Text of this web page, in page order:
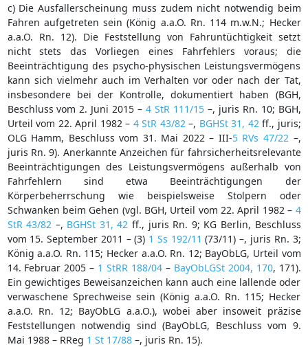
c) Die Ausfallerscheinung muss zudem nicht notwendig beim
Fahren aufgetreten sein (König a.a.O. Rn. 114 m.w.N.; Hecker
a.a.O. Rn. 12). Die Feststellung von Fahruntüchtigkeit setzt
nicht stets das Vorliegen eines Fahrfehlers voraus; die
Beeinträchtigung des psycho-physischen Leistungsvermögens
kann sich vielmehr auch im Verhalten vor oder nach der Tat,
insbesondere bei der Kontrolle, dokumentiert haben (BGH,
Beschluss vom 2. Juni 2015 –4 StR 111/15–, juris Rn. 10; BGH,
Urteil vom 22. April 1982 – 4 StR 43/82 –, BGHSt 31, 42 ff., juris;
OLG Hamm, Beschluss vom 31. Mai 2022 – III-5 RVs 47/22 –,
juris Rn. 9). Anerkannte Anzeichen für fahrsicherheitsrelevante
Beeinträchtigungen des Leistungsvermögens außerhalb von
Fahrfehlern sind etwa Beeinträchtigungen der
Körperbeherrschung wie beispielsweise Stolpern oder
Schwanken beim Gehen (vgl. BGH, Urteil vom 22. April 1982 – 4
StR 43/82 –, BGHSt 31, 42 ff., juris Rn. 9; KG Berlin, Beschluss
vom 15. September 2011 – (3) 1 Ss 192/11 (73/11) –, juris Rn. 3;
König a.a.O. Rn. 115; Hecker a.a.O. Rn. 12; BayObLG, Urteil vom
14. Februar 2005 – 1 StRR 188/04– BayObLGSt 2004, 170, 171).
Ein gewichtiges Beweisanzeichen kann auch eine lallende oder
verwaschene Sprechweise sein (König a.a.O. Rn. 115; Hecker
a.a.O. Rn. 12; BayObLG a.a.O.), wobei aber insoweit präzise
Feststellungen notwendig sind (BayObLG, Beschluss vom 9.
Mai 1988 – RReg 1 St 17/88–, juris Rn. 15).